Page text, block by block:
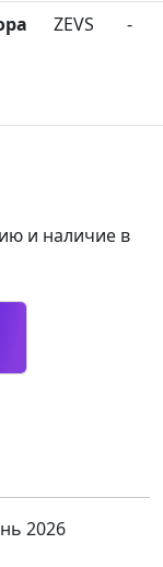
ZEVS -
и наличие в
2026